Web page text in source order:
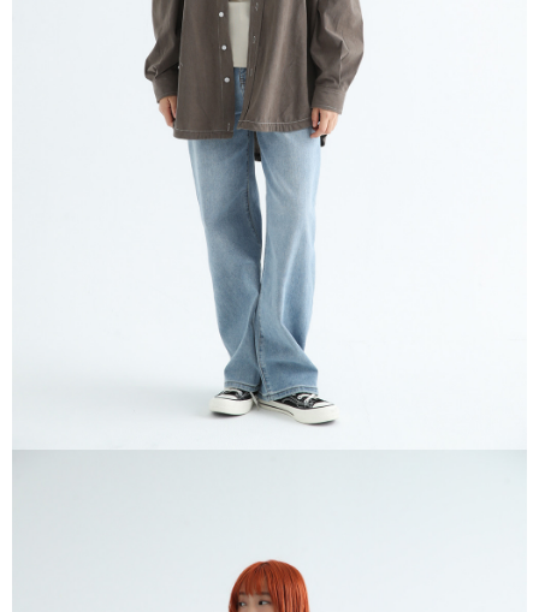
https://netprotections.freshdesk.com/support/home
１．透過由恩沛科技股份有限公司提供之「AFTEE先享後付」服務完成之交
易，需依本服務之必要範圍內提供個人資料，並將交易相關給付款項請求債
權轉讓予恩沛科技股份有限公司。
２．關於個人資料處理事宜，請瀏覽以下網址：
https://aftee.tw/terms/#terms3
３．未成年的使用者請事先徵得法定代理人或監護人之同意方可使用
「AFTEE先享後付」，若未經同意申辦者引起之損失，本公司不負相關責
４．使用「AFTEE先享後付」時，將依據個別帳號之用戶狀況，依本公司即
時審查核予不同之上限額度；若仍有額度不足之情形，本公司將視審查結果
５．嚴禁一人註冊多個帳號或使用他人資訊註冊。若發現惡意使用之情形，
恩沛科技股份有限公司將有權停止該用戶之使用額度並採取法律行動。